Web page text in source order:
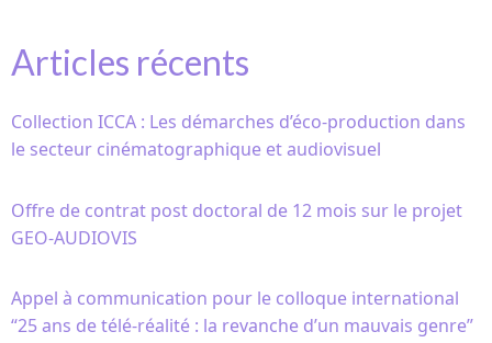
Articles récents
Collection ICCA : Les démarches d’éco-production dans
le secteur cinématographique et audiovisuel
Offre de contrat post doctoral de 12 mois sur le projet
GEO-AUDIOVIS
Appel à communication pour le colloque international
“25 ans de télé-réalité : la revanche d’un mauvais genre”